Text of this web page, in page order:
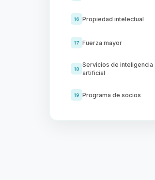
16 Propiedad intelectual
17 Fuerza mayor
18
Servicios de inteligencia
artificial
19 Programa de socios